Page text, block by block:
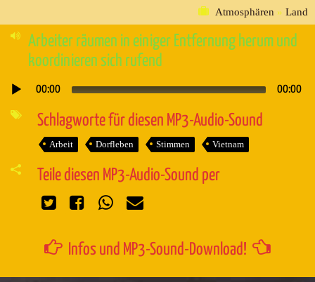
Atmosphären » Land
Arbeiter räumen in einiger Entfernung herum und
koordinieren sich rufend
Audio-
00:00 00:00
Schlagworte für diesen MP3-Audio-Sound
Arbeit Dorfleben Stimmen Vietnam
Teile diesen MP3-Audio-Sound per
Infos und MP3-Sound-Download!